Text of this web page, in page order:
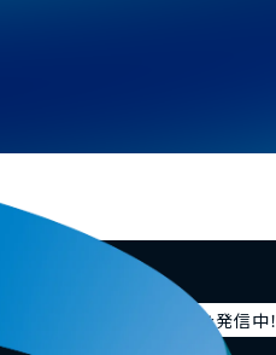
IoTの最新情報を発信中！